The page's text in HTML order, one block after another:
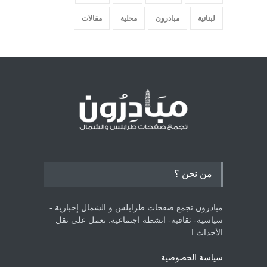
لبنانية مبادرون محلية مقالات
من نحن ؟
مبادرون تجمع صفحات طرابلس و الشمال إخبارية -
سياسية- ثقافية- انشطة اجتماعية. نعمل على نقل
الأحداث ا
سياسة الخصوصية